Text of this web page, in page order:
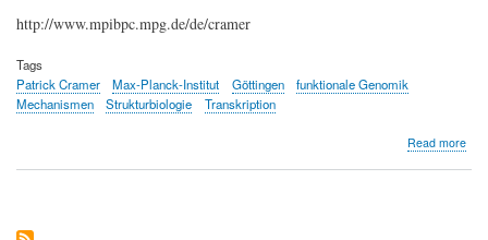
http://www.mpibpc.mpg.de/de/cramer
Tags
Patrick Cramer
Max-Planck-Institut Göttingen
funktionale Genomik
Mechanismen
Strukturbiologie Transkription
Read more